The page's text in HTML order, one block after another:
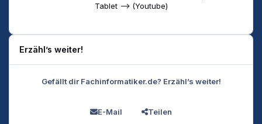
Tablet --> (Youtube)
Erzähl’s weiter!
Gefällt dir Fachinformatiker.de? Erzähl’s weiter!
E-Mail Teilen